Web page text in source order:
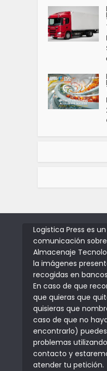
Logistica Press es
comunicación
Almacenaje
la imágenes
recogidas en
En caso de que
que quieras que
quisieras que
caso de que no
encontrarlo)
problemas
contacto y
atender tu petición.